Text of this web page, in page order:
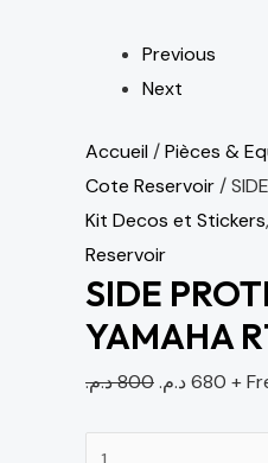
Previous
Next
Accueil/Pièces &
Cote Reservoir/
Kit Decos et Stickers,
Reservoir
SIDE
YAMAHA
800د.م. 680د.م. +